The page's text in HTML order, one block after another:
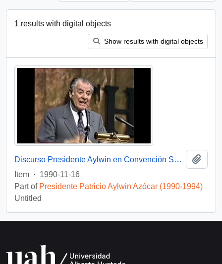
1 results with digital objects
Show results with digital objects
Discurso Presidente Aylwin en Convención Santiago: Video
Item · 1990-11-16
Part of Presidente Patricio Aylwin Azócar (1990-1994)
Untitled